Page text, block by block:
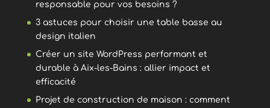
responsable pour vos besoins ?
3 astuces pour choisir une table basse au
design italien
Créer un site WordPress performant et
durable à Aix-les-Bains : allier impact et
efficacité
Projet de construction de maison : comment